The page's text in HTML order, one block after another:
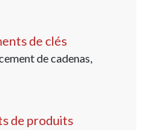
de clés
de cadenas,
de produits